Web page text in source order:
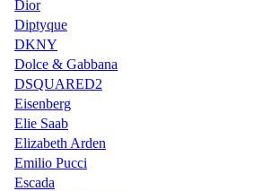
Dior
Diptyque
DKNY
Dolce & Gabbana
DSQUARED2
Eisenberg
Elie Saab
Elizabeth Arden
Emilio Pucci
Escada